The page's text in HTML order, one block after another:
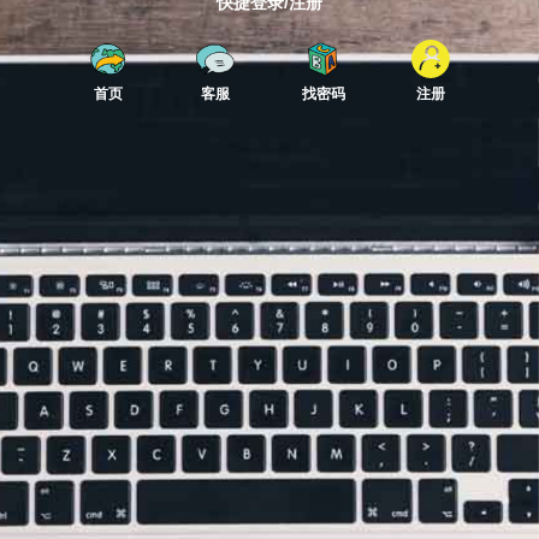
首页 客服 找密码 注册